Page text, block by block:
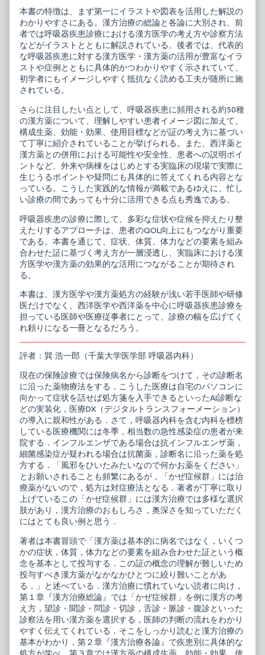
ケ
ア
で
役
立
つ
50
処
方
published
ド
－
プ
ラ
イ
マ
リ・
ケ
ア
で
立
つ
50
処
方,
本書の特徴は、まず第一にイラストや図表を活用した解説の
わかりやすさにある。漢方治療の総論と各論に大別され、前
者では呼吸器疾患診療における漢方医学の考え方や診察方法
などがイラストとともに解説されている。後者では、代表的
な呼吸器疾患に対する漢方医学・漢方薬の活用が豊富なイラ
ストや症例とともに具体的かつわかりやすく示されていて、
初学者にもイメージしやすく抵抗なく読める工夫が随所に施
されている。
さらに注目したい点として、呼吸器疾患に頻用される約50種
の漢方薬について、理解しやすい患者イメージ図に加えて、
構成生薬、効能・効果、使用目標などが証の考え方に基づい
て丁寧に紹介されていることが挙げられる。また、西洋薬と
漢方薬との併用における可能性や安全性、患者への説明ポイ
ントなど、外来や病棟をはじめとする実臨床の現場で実際に
生じうるポイントや疑問にも具体的に答えてくれる内容とな
っている。こうした実践的な情報が満載であるゆえに、忙し
い診療の間であっても十分に活用できる点も秀逸である。
呼吸器疾患の診療に際して、多彩な症状や症候を抑えたり整
えたりするアプローチは、患者のQOL向上にもつながり重要
である。本書を通じて、症状、体質、体力などの要素を組み
合わせた証に基づく考え方が一層浸透し、実臨床における漢
方医学や漢方薬の効果的な活用につながることが期待され
る。
本書は、漢方医学や漢方薬処方の経験が浅い若手医師や研修
医だけでなく、西洋医学や西洋薬を中心に呼吸器疾患診療を
担っている医師や医療従事者にとって、診療の幅を広げてく
れ頼りになる一冊となるだろう。
評者：巽 浩一郎（千葉大学医学部 呼吸器内科）
現在の保険診療では保険病名から診断をつけて，その診断名
に沿った薬物療法をする．こうした医療は自宅のパソコンに
向かって症状を話せば処方箋を入手できるといったAI診断な
どの実装化，医療DX（デジタルトランスフォーメーション）
の導入に親和性がある．さて，呼吸器内科を含む内科を標榜
している医療機関には冬季，相当数の急性感染症の患者が来
院する．インフルエンザである場合は抗インフルエンザ薬，
細菌感染症が疑われる場合は抗菌薬，診断名に沿った薬を処
方する．「風邪をひいたみたいなので何かお薬をください」
とお願いされることも頻繁にあるが，「かぜ症候群」には治
療薬がないので，処方は対症療法となる．著者が丁寧に取り
上げているこの「かぜ症候群」には漢方治療では多様な選択
肢があり，漢方治療のおもしろさ，奥深さを知っていただく
にはとても良い例と思う．
著者は本書冒頭で「漢方薬は基本的に病名ではなく，いくつ
かの症状，体質，体力などの要素を組み合わせた証という概
念を基本として投与する．この証の概念の理解が難しいため
投与すべき漢方薬がなかなかひとつに絞り難いことがあ
る．」と述べている．漢方治療に慣れていない読者に向け，
第１章『漢方治療総論』では「かぜ症候群」を例に漢方の考
え方，望診・聞診・問診・切診，舌診・脈診・腹診といった
診察法を用い漢方薬を選択する，医師の判断の流れをわかり
やすく伝えてくれている．そこをしっかり読むと漢方治療の
基本がわかり，第２章『漢方治療各論』で疾患別に具体的な